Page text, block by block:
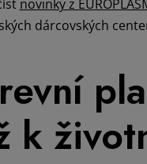
novinky z
dárcovských
k